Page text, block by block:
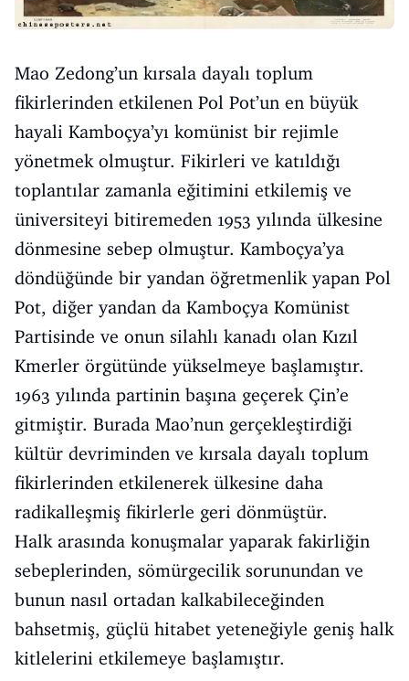
Mao Zedong’un kırsala dayalı toplum
fikirlerinden etkilenen Pol Pot’un en büyük
hayali Kamboçya’yı komünist bir rejimle
yönetmek olmuştur. Fikirleri ve katıldığı
toplantılar zamanla eğitimini etkilemiş ve
üniversiteyi bitiremeden 1953 yılında ülkesine
dönmesine sebep olmuştur. Kamboçya’ya
döndüğünde bir yandan öğretmenlik yapan Pol
Pot, diğer yandan da Kamboçya Komünist
Partisinde ve onun silahlı kanadı olan Kızıl
Kmerler örgütünde yükselmeye başlamıştır.
1963 yılında partinin başına geçerek Çin’e
gitmiştir. Burada Mao’nun gerçekleştirdiği
kültür devriminden ve kırsala dayalı toplum
fikirlerinden etkilenerek ülkesine daha
radikalleşmiş fikirlerle geri dönmüştür.
Halk arasında konuşmalar yaparak fakirliğin
sebeplerinden, sömürgecilik sorunundan ve
bunun nasıl ortadan kalkabileceğinden
bahsetmiş, güçlü hitabet yeteneğiyle geniş halk
kitlelerini etkilemeye başlamıştır.